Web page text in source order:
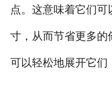
点。这意味着它们
寸，从而节省更多的
可以轻松地展开它们